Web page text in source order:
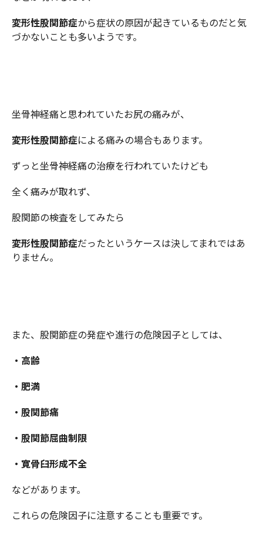
変形性股関節症から症状の原因が起きているものだと気
づかないことも多いようです。
坐骨神経痛と思われていたお尻の痛みが、
変形性股関節症による痛みの場合もあります。
ずっと坐骨神経痛の治療を行われていたけども
全く痛みが取れず、
股関節の検査をしてみたら
変形性股関節症だったというケースは決してまれではあ
りません。
また、股関節症の発症や進行の危険因子としては、
・高齢
・肥満
・股関節痛
・股関節屈曲制限
・寛骨臼形成不全
などがあります。
これらの危険因子に注意することも重要です。